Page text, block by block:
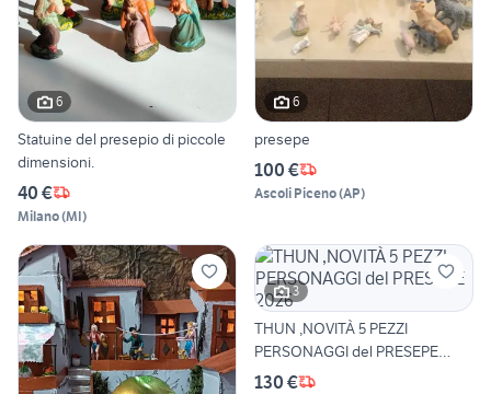
6
Statuine del presepio di piccole
dimensioni.
40 €
Milano(MI)
6
presepe
100 €
Ascoli Piceno(AP)
3
THUN ,NOVITÀ 5 PEZZI
PERSONAGGI del PRESEPE
2026
130 €